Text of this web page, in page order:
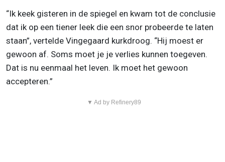
“Ik keek gisteren in de spiegel en kwam tot de conclusie
dat ik op een tiener leek die een snor probeerde te laten
staan”, vertelde Vingegaard kurkdroog. “Hij moest er
gewoon af. Soms moet je je verlies kunnen toegeven.
Dat is nu eenmaal het leven. Ik moet het gewoon
accepteren.”
▼ Ad by Refinery89